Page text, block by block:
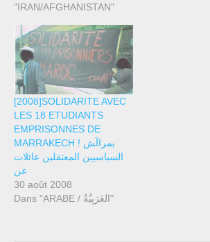
"IRAN/AFGHANISTAN"
[2008]SOLIDARITE AVEC
LES 18 ETUDIANTS
EMPRISONNES DE
MARRAKECH ! ﺑﻤﺮاآﺶ
اﻟﺴﻴﺎﺳﻴﻴﻦ اﻟﻤﻌﺘﻘﻠﻴﻦ ﻋﺎﺋﻼت
ﻋﻦ
30 août 2008
Dans "ARABE / العَرَبِيَّةُ"